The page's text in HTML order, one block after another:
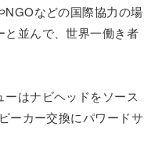
などの国際協力の場
並んで、世界一働き者
はナビヘッドをソース
ーカー交換にパワードサ